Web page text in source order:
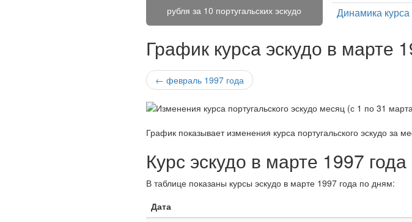
рубля за 10 португальских эскудо Динамика курса
График курса эскудо в марте
← февраль 1997 года
График показывает изменения курса португальского эскудо за
Курс эскудо в марте 1997
В таблице показаны курсы эскудо в марте 1997 года по дням:
Дата